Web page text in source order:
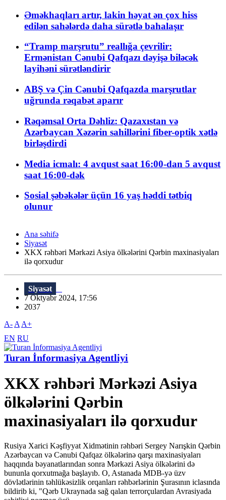
Əməkhaqları artır, lakin həyat ən çox hiss
edilən sahələrdə daha sürətlə bahalaşır
“Tramp marşrutu” reallığa çevrilir:
Ermənistan Cənubi Qafqazı dəyişə biləcək
layihəni sürətləndirir
ABŞ və Çin Cənubi Qafqazda marşrutlar
uğrunda rəqabət aparır
Rəqəmsal Orta Dəhliz: Qazaxıstan və
Azərbaycan Xəzərin sahillərini fiber-optik xətlə
birləşdirdi
Media icmalı: 4 avqust saat 16:00-dan 5 avqust
saat 16:00-dək
Sosial şəbəkələr üçün 16 yaş həddi tətbiq
olunur
Ana səhifə
Siyasət
XKX rəhbəri Mərkəzi Asiya ölkələrini Qərbin maxinasiyaları
ilə qorxudur
Siyasət
7 Oktyabr 2024, 17:56
2037
A- A A+
EN RU
Turan İnformasiya Agentliyi
XKX rəhbəri Mərkəzi Asiya
ölkələrini Qərbin
maxinasiyaları ilə qorxudur
Rusiya Xarici Kəşfiyyat Xidmətinin rəhbəri Sergey Narışkin Qərbin
Azərbaycan və Cənubi Qafqaz ölkələrinə qarşı maxinasiyaları
haqqında bəyanatlarından sonra Mərkəzi Asiya ölkələrini də
bununla qorxutmağa başlayıb. O, Astanada MDB-yə üzv
dövlətlərinin təhlükəsizlik orqanları rəhbərlərinin Şurasının iclasında
bildirib ki, "Qərb Ukraynada sağ qalan terrorçulardan Avrasiyada